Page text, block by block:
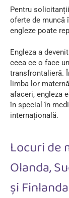
Pentru
oferte de muncă
engleze poate
Engleza a
ceea ce o face
transfrontalieră.
limba lor
afaceri, engleza
în special în
internațională.
Locuri de
Olanda,
și Finlanda